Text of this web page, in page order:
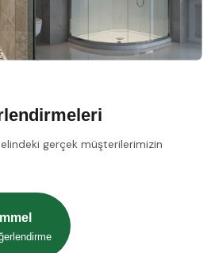
gerçek müşterilerimizin